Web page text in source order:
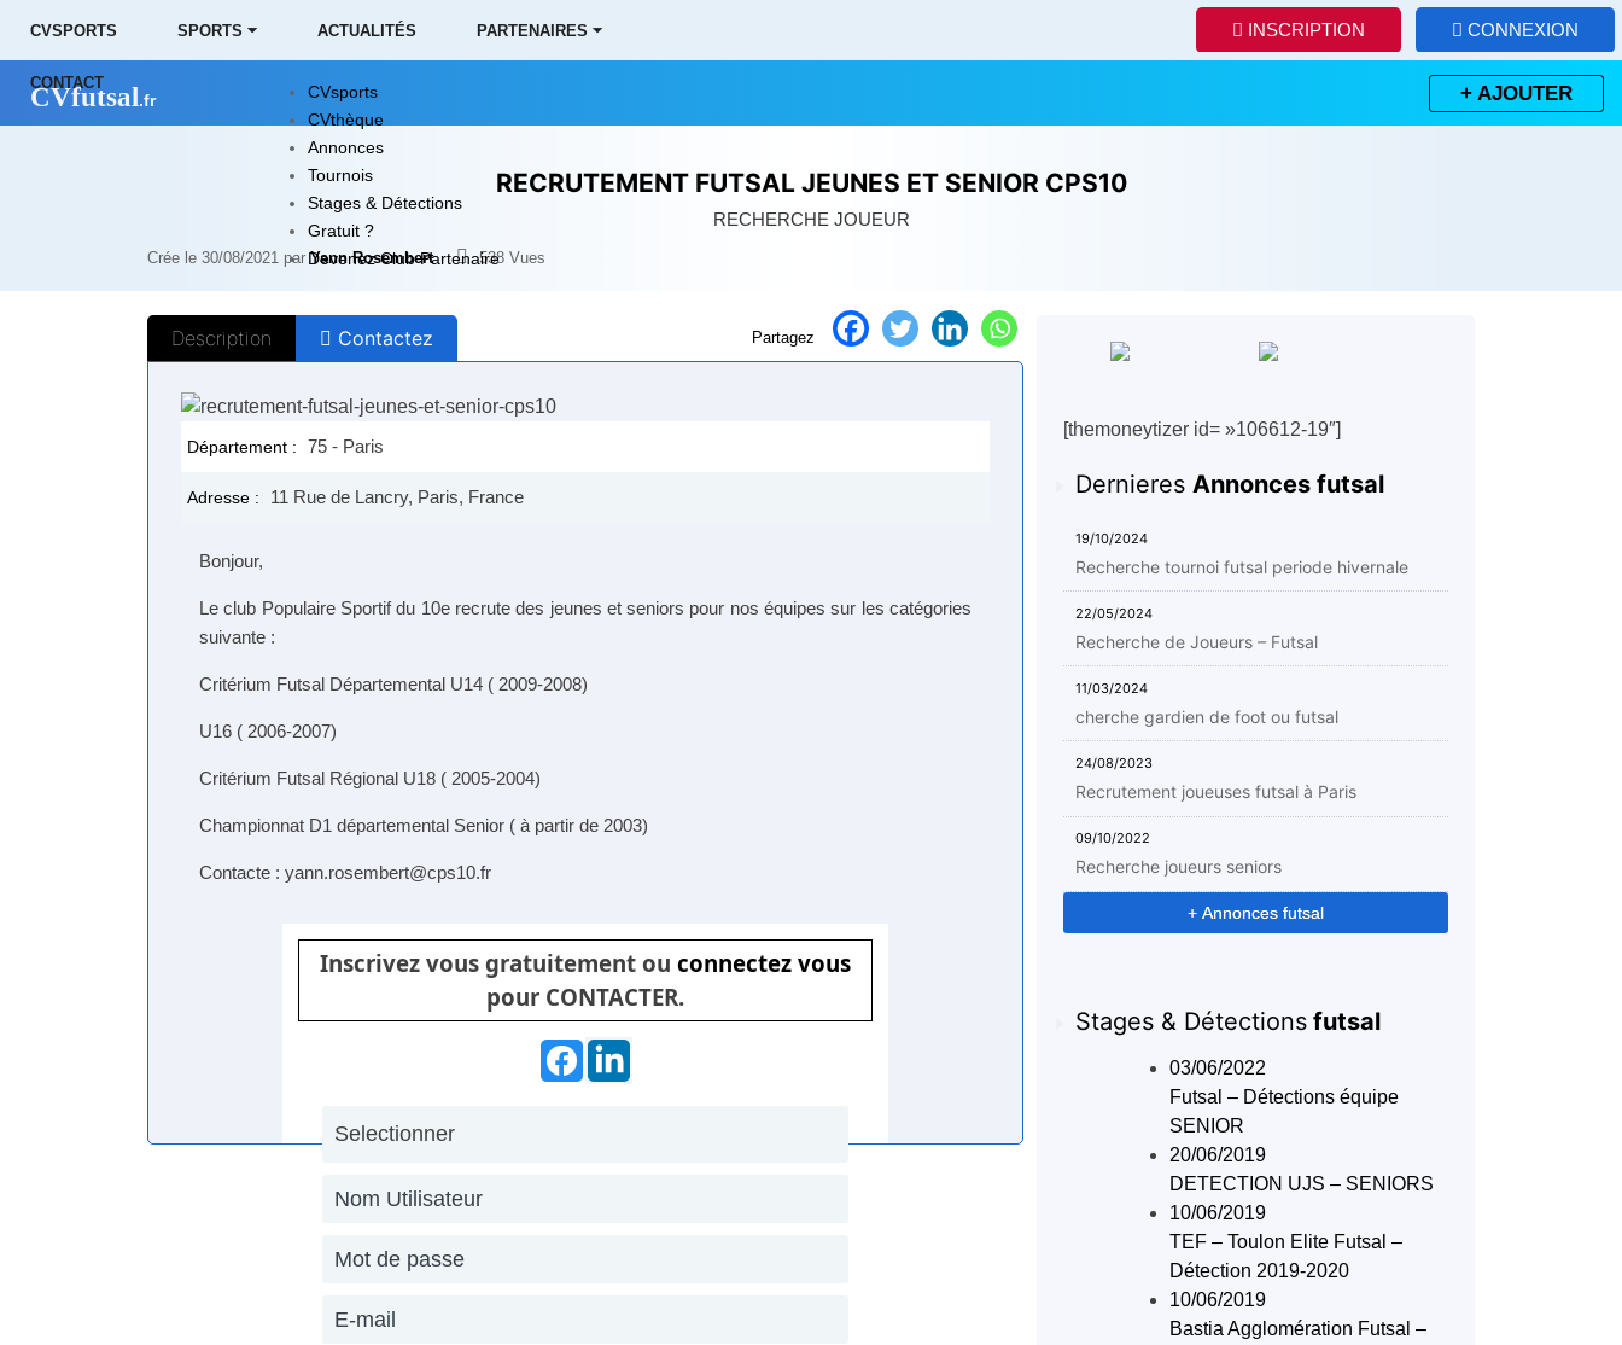
CVSPORTS SPORTS ⏷ ACTUALITÉS PARTENAIRES ⏷
CONTACT
INSCRIPTION CONNEXION
CVfutsal.fr
CVsports
CVthèque
Annonces
Tournois
Stages & Détections
Gratuit ?
Devenez Club Partenaire
+ AJOUTER
RECRUTEMENT FUTSAL JEUNES ET SENIOR CPS10
RECHERCHE JOUEUR
Crée le 30/08/2021 parYann Rosembert 538 Vues
Description Contactez Partagez
Département : 75 - Paris
Adresse : 11 Rue de Lancry, Paris, France
Bonjour,
Le club Populaire Sportif du 10e recrute des jeunes et seniors pour nos équipes sur les catégories
suivante :
Critérium Futsal Départemental U14 ( 2009-2008)
U16 ( 2006-2007)
Critérium Futsal Régional U18 ( 2005-2004)
Championnat D1 départemental Senior ( à partir de 2003)
Contacte : yann.rosembert@cps10.fr
Inscrivez vous gratuitement ou connectez vous
pour CONTACTER.
[themoneytizer id= »106612-19″]
Dernieres Annonces futsal
19/10/2024
Recherche tournoi futsal periode hivernale
22/05/2024
Recherche de Joueurs – Futsal
11/03/2024
cherche gardien de foot ou futsal
24/08/2023
Recrutement joueuses futsal à Paris
09/10/2022
Recherche joueurs seniors
+ Annonces futsal
Stages & Détections futsal
03/06/2022
Futsal – Détections équipe
SENIOR
20/06/2019
DETECTION UJS – SENIORS
10/06/2019
TEF – Toulon Elite Futsal –
Détection 2019-2020
10/06/2019
Bastia Agglomération Futsal –